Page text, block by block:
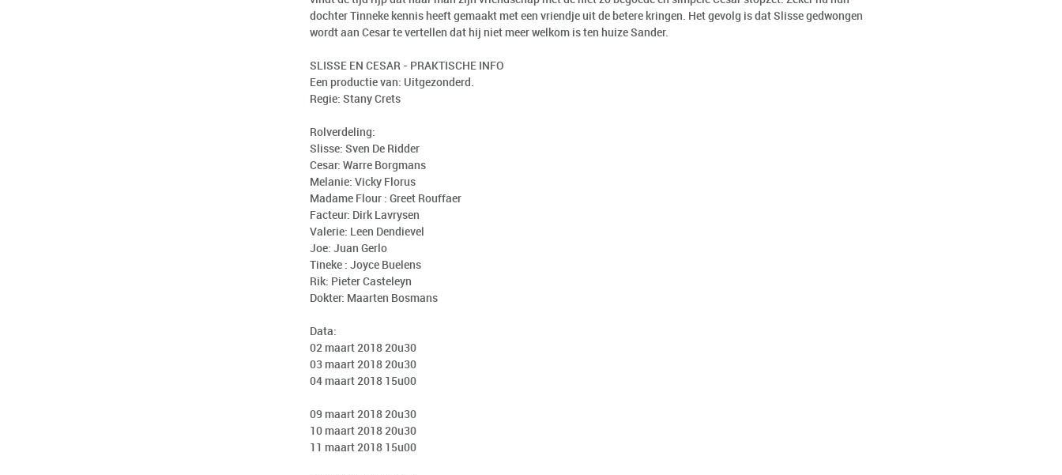
dochter Tinneke kennis heeft gemaakt met een vriendje uit de betere kringen. Het gevolg is dat Slisse gedwongen
wordt aan Cesar te vertellen dat hij niet meer welkom is ten huize Sander.
SLISSE EN CESAR - PRAKTISCHE INFO
Een productie van: Uitgezonderd.
Regie: Stany Crets
Rolverdeling:
Slisse: Sven De Ridder
Cesar: Warre Borgmans
Melanie: Vicky Florus
Madame Flour : Greet Rouffaer
Facteur: Dirk Lavrysen
Valerie: Leen Dendievel
Joe: Juan Gerlo
Tineke : Joyce Buelens
Rik: Pieter Casteleyn
Dokter: Maarten Bosmans
Data:
02 maart 2018 20u30
03 maart 2018 20u30
04 maart 2018 15u00
09 maart 2018 20u30
10 maart 2018 20u30
11 maart 2018 15u00